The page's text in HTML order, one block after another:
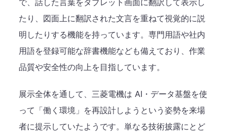
で、話した言葉をタブレット画面に翻訳して表示し
たり、図面上に翻訳された文言を重ねて視覚的に説
明したりする機能を持っています。専門用語や社内
用語を登録可能な辞書機能なども備えており、作業
品質や安全性の向上を目指しています。
展示全体を通して、三菱電機は AI・データ基盤を使
って「働く環境」を再設計しようという姿勢を来場
者に提示していたようです。単なる技術披露にとど